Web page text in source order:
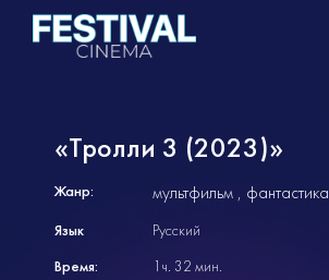
«Тролли 3 (2023)»
Жанр: мультфильм фантастика
Язык
Русский
Время:
1ч. 32 мин.